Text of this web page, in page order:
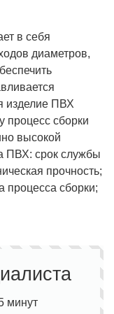
в себя
диаметров,
изделие ПВХ
процесс сборки
высокой
ПВХ: срок службы
прочность;
процесса сборки;
минут